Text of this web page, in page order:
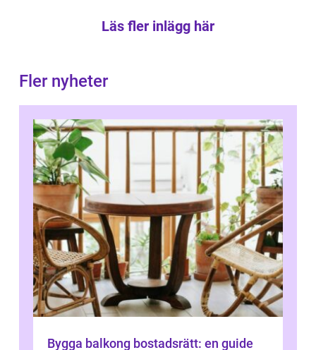
Läs fler inlägg här
Fler nyheter
Bygga balkong bostadsrätt: en guide